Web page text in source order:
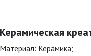
Керамическая
Материал: Керамика;